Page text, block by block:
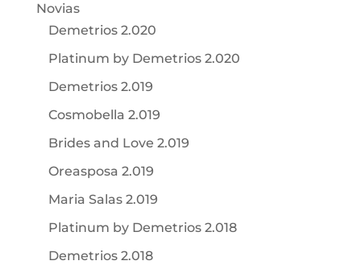
Novias
Demetrios 2.020
Platinum by Demetrios 2.020
Demetrios 2.019
Cosmobella 2.019
Brides and Love 2.019
Oreasposa 2.019
Maria Salas 2.019
Platinum by Demetrios 2.018
Demetrios 2.018